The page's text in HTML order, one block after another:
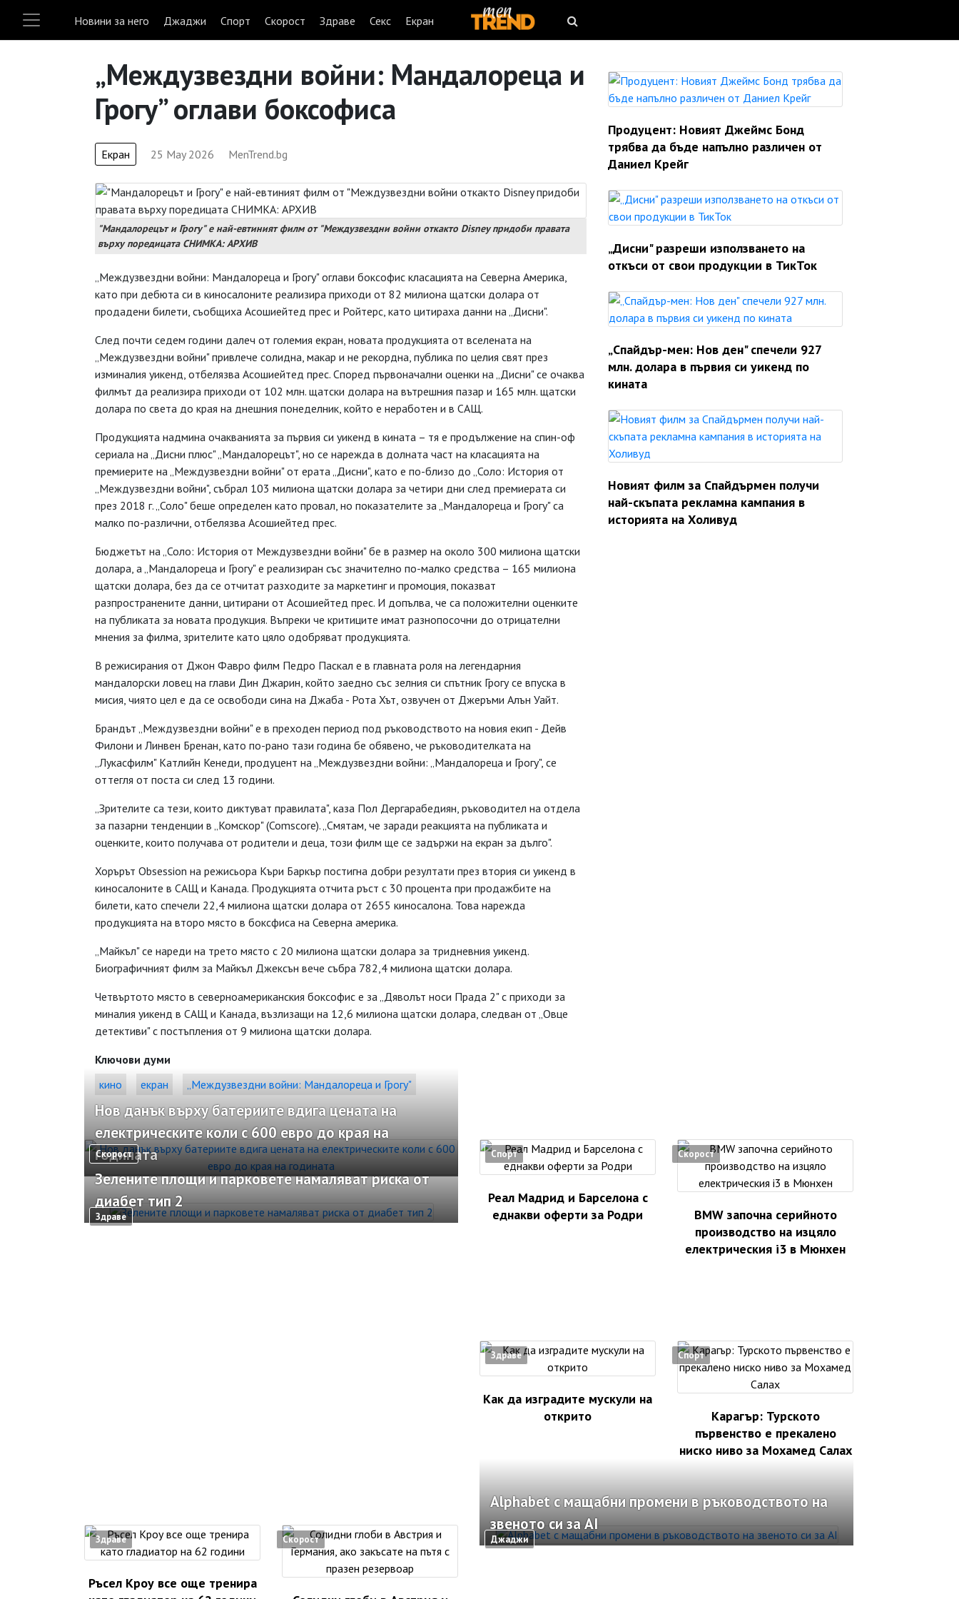
Новини за него Джаджи Спорт Скорост Здраве Секс Екран
„Междузвездни войни: Мандалореца и
Грогу” оглави боксофиса
Екран 25 May 2026 MenTrend.bg
"Мандалорецът и Грогу" е най-евтиният филм от "Междузвездни войни откакто Disney придоби правата
върху поредицата СНИМКА: АРХИВ
„Междузвездни войни: Мандалореца и Грогу" оглави боксофис класацията на Северна Америка,
като при дебюта си в киносалоните реализира приходи от 82 милиона щатски долара от
продадени билети, съобщиха Асошиейтед прес и Ройтерс, като цитираха данни на „Дисни".
След почти седем години далеч от големия екран, новата продукцията от вселената на
„Междузвездни войни" привлече солидна, макар и не рекордна, публика по целия свят през
изминалия уикенд, отбелязва Асошиейтед прес. Според първоначални оценки на „Дисни" се очаква
филмът да реализира приходи от 102 млн. щатски долара на вътрешния пазар и 165 млн. щатски
долара по света до края на днешния понеделник, който е неработен и в САЩ.
Продукцията надмина очакванията за първия си уикенд в кината – тя е продължение на спин-оф
сериала на „Дисни плюс" „Мандалорецът", но се нарежда в долната част на класацията на
премиерите на „Междузвездни войни" от ерата „Дисни", като е по-близо до „Соло: История от
„Междузвездни войни", събрал 103 милиона щатски долара за четири дни след премиерата си
през 2018 г. „Соло" беше определен като провал, но показателите за „Мандалореца и Грогу" са
малко по-различни, отбелязва Асошиейтед прес.
Бюджетът на „Соло: История от Междузвездни войни" бе в размер на около 300 милиона щатски
долара, а „Мандалореца и Грогу" е реализиран със значително по-малко средства – 165 милиона
щатски долара, без да се отчитат разходите за маркетинг и промоция, показват
разпространените данни, цитирани от Асошиейтед прес. И допълва, че са положителни оценките
на публиката за новата продукция. Въпреки че критиците имат разнопосочни до отрицателни
мнения за филма, зрителите като цяло одобряват продукцията.
В режисирания от Джон Фавро филм Педро Паскал е в главната роля на легендарния
мандалорски ловец на глави Дин Джарин, който заедно със зелния си спътник Грогу се впуска в
мисия, чиято цел е да се освободи сина на Джаба - Рота Хът, озвучен от Джеръми Алън Уайт.
Брандът „Междузвездни войни" е в преходен период под ръководството на новия екип - Дейв
Филони и Линвен Бренан, като по-рано тази година бе обявено, че ръководителката на
„Лукасфилм" Катлийн Кенеди, продуцент на „Междузвездни войни: „Мандалореца и Грогу", се
оттегля от поста си след 13 години.
„Зрителите са тези, които диктуват правилата", каза Пол Дергарабедиян, ръководител на отдела
за пазарни тенденции в „Комскор" (Comscore). „Смятам, че заради реакцията на публиката и
оценките, които получава от родители и деца, този филм ще се задържи на екран за дълго".
Хорърът Obsession на режисьора Къри Баркър постигна добри резултати през втория си уикенд в
киносалоните в САЩ и Канада. Продукцията отчита ръст с 30 процента при продажбите на
билети, като спечели 22,4 милиона щатски долара от 2655 киносалона. Това нарежда
продукцията на второ място в боксфиса на Северна америка.
„Майкъл" се нареди на трето място с 20 милиона щатски долара за тридневния уикенд.
Биографичният филм за Майкъл Джексън вече събра 782,4 милиона щатски долара.
Четвъртото място в северноамериканския боксофис е за „Дяволът носи Прада 2" с приходи за
миналия уикенд в САЩ и Канада, възлизащи на 12,6 милиона щатски долара, следван от „Овце
детективи" с постъпления от 9 милиона щатски долара.
Ключови думи
кино
екран „Междузвездни войни: Мандалореца и Грогу"
Продуцент: Новият Джеймс Бонд
трябва да бъде напълно различен от
Даниел Крейг
„Дисни" разреши използването на
откъси от свои продукции в ТикТок
„Спайдър-мен: Нов ден" спечели 927
млн. долара в първия си уикенд по
кината
Новият филм за Спайдърмен получи
най-скъпата рекламна кампания в
историята на Холивуд
Скорост
Нов данък върху батериите вдига цената на
електрическите коли с 600 евро до края на
годината
Здраве
Зелените площи и парковете намаляват риска от
диабет тип 2
Спорт
Реал Мадрид и Барселона с
еднакви оферти за Родри
Скорост
BMW започна серийното
производство на изцяло
електрическия i3 в Мюнхен
Здраве
Как да изградите мускули на
открито
Спорт
Карагър: Турското
първенство е прекалено
ниско ниво за Мохамед Салах
Здраве
Ръсел Кроу все още тренира
Скорост Джаджи
Alphabet с мащабни промени в ръководството на
звеното си за AI